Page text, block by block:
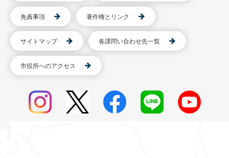
免責事項 著作権とリンク
サイトマップ 各課問い合わせ先一覧
市役所へのアクセス